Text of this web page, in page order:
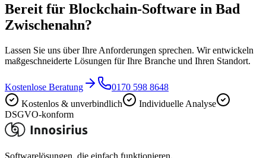
Bereit für Blockchain-Software in Bad
Zwischenahn?
Lassen Sie uns über Ihre Anforderungen sprechen. Wir entwickeln
maßgeschneiderte Lösungen für Ihre Branche und Ihren Standort.
Kostenlose Beratung
0170 598 8648
Kostenlos & unverbindlich
Individuelle Analyse
DSGVO-konform
Softwarelösungen, die einfach funktionieren.